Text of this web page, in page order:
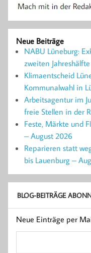
Neue Beiträge
NABU Lüneburg:
zweiten Jahreshälfte
Klimaentscheid
Kommunalwahl in
Arbeitsagentur im
freie Stellen in der
Feste, Märkte und
– August 2026
Reparieren statt
bis Lauenburg –
BLOG-BEITRÄGE
Neue Einträge per